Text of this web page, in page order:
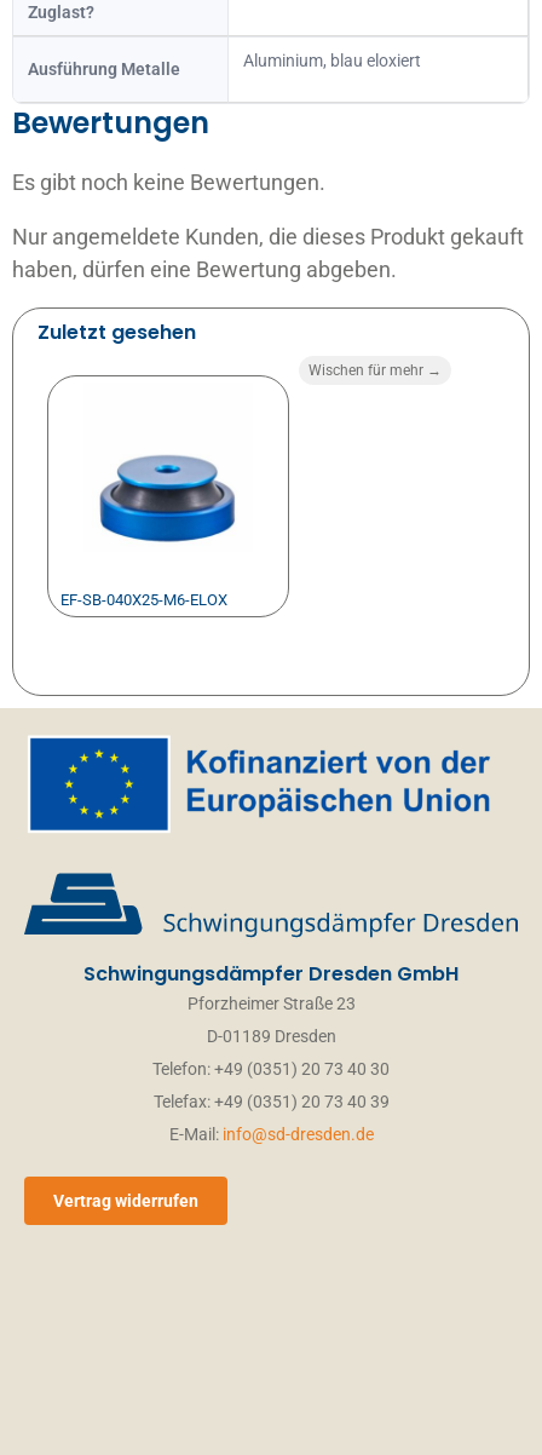
Zuglast?
Ausführung Metalle Aluminium, blau eloxiert
Bewertungen
Es gibt noch keine Bewertungen.
Nur angemeldete Kunden, die dieses Produkt gekauft
haben, dürfen eine Bewertung abgeben.
Zuletzt gesehen
Wischen für mehr →
EF-SB-040X25-M6-ELOX
Schwingungsdämpfer Dresden GmbH
Pforzheimer Straße 23
D-01189 Dresden
Telefon: +49 (0351) 20 73 40 30
Telefax: +49 (0351) 20 73 40 39
E-Mail: info@sd-dresden.de
Vertrag widerrufen